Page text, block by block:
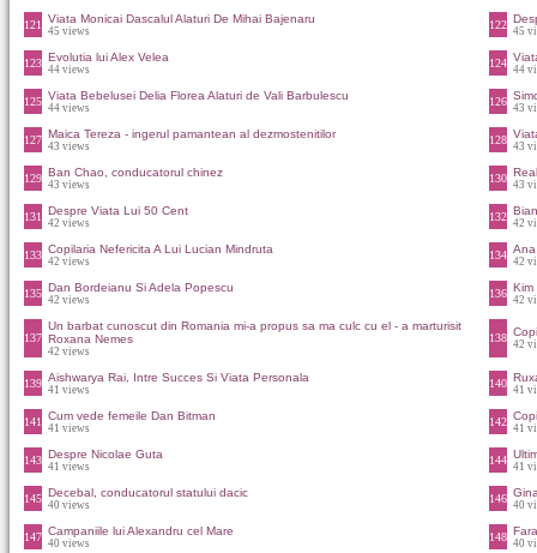
121 Viata Monicai Dascalul Alaturi De Mihai Bajenaru
45 views 122 45
123 Evolutia lui Alex Velea
44 views 124 44
125 Viata Bebelusei Delia Florea Alaturi de Vali Barbulescu
44 views 126 43
127 Maica Tereza - ingerul pamantean al dezmostenitilor
43 views 128 43
129 Ban Chao, conducatorul chinez
43 views 130 43
131 Despre Viata Lui 50 Cent
42 views 132 42
133 Copilaria Nefericita A Lui Lucian Mindruta
42 views 134 Ana
42
135 Dan Bordeianu Si Adela Popescu
42 views 136 Kim
42
137
Un barbat cunoscut din Romania mi-a propus sa ma culc cu el - a marturisit
Roxana Nemes
42 views
138 42
139 Aishwarya Rai, Intre Succes Si Viata Personala
41 views 140 41
141 Cum vede femeile Dan Bitman
41 views 142 41
143 Despre Nicolae Guta
41 views 144 41
145 Decebal, conducatorul statului dacic
40 views 146 40
147 Campaniile lui Alexandru cel Mare
40 views 148 40